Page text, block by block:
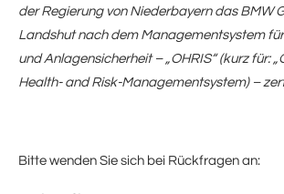
der Regierung von Niederbayern das BMW
Landshut nach dem Managementsystem
und Anlagensicherheit – „OHRIS“ (kurz für:
Health- and Risk-Managementsystem) –
Bitte wenden Sie sich bei Rückfragen an: